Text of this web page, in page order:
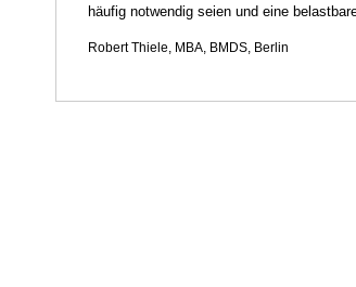
häufig notwendig seien und eine
Robert Thiele, MBA, BMDS, Berlin